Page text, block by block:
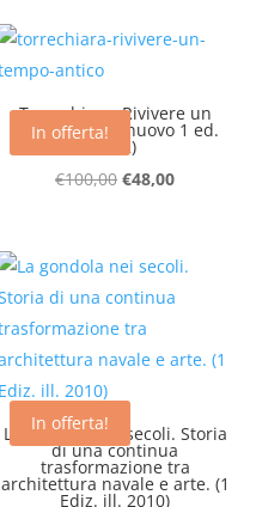
€30,00.
In offerta!
Torrechiara. Rivivere un
tempo antico (nuovo 1 ed.
1972)
€100,00 Il
era:
€100,00.
€48,00Il
è:
€48,00.
In offerta!
La gondola nei secoli. Storia
di una continua
trasformazione tra
architettura navale e arte. (1
Ediz. ill. 2010)